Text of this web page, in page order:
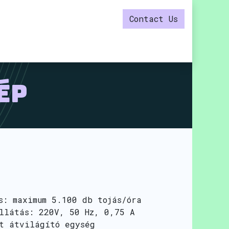
Contact Us
maximum 5.100 db tojás/óra
220V, 50 Hz, 0,75 A
átvilágító egység